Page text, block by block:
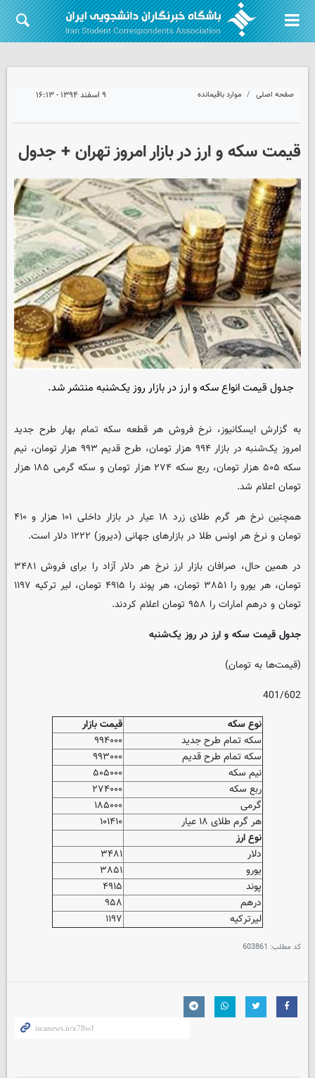
صفحه اصلی موارد باقیمانده ۹ اسفند ۱۳۹۴ - ۱۶:۱۳
قیمت سکه و ارز در بازار امروز تهران + جدول
جدول قیمت انواع سکه و ارز در بازار روز یک‌شنبه منتشر شد.
به گزارش ایسکانیوز، نرخ فروش هر قطعه سکه تمام بهار طرح جدید
امروز یک‌شنبه در بازار ۹۹۴ هزار تومان، طرح قدیم ۹۹۳ هزار تومان، نیم
سکه ۵۰۵ هزار تومان، ربع سکه ۲۷۴ هزار تومان و سکه گرمی ۱۸۵ هزار
تومان اعلام شد.
همچنین نرخ هر گرم طلای زرد ۱۸ عیار در بازار داخلی ۱۰۱ هزار و ۴۱۰
تومان و نرخ هر اونس طلا در بازارهای جهانی (دیروز) ۱۲۲۲ دلار است.
در همین حال، صرافان بازار ارز نرخ هر دلار آزاد را برای فروش ۳۴۸۱
تومان، هر یورو را ۳۸۵۱ تومان، هر پوند را ۴۹۱۵ تومان، لیر ترکیه ۱۱۹۷
تومان و درهم امارات را ۹۵۸ تومان اعلام کردند.
جدول قیمت سکه و ارز در روز یک‌شنبه
(قیمت‌ها به تومان)
401/602
نوع سکه
قیمت بازار
سکه‌ تمام‌ طرح‌ جدید
۹۹۴۰۰۰
سکه‌ تمام‌ طرح‌ قدیم
۹۹۳۰۰۰
نیم سکه
۵۰۵۰۰۰
ربع سکه
۲۷۴۰۰۰
گرمی
۱۸۵۰۰۰
هر گرم طلای ۱۸ عیار
۱۰۱۴۱۰
نوع ارز
دلار
۳۴۸۱
یورو
۳۸۵۱
پوند
۴۹۱۵
درهم
۹۵۸
لیرترکیه
۱۱۹۷
کد مطلب: 603861